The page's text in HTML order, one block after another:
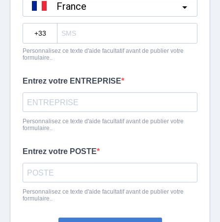
France
Personnalisez ce texte d'aide facultatif avant de publier votre
formulaire..
Entrez votre ENTREPRISE
Personnalisez ce texte d'aide facultatif avant de publier votre
formulaire..
Entrez votre POSTE
Personnalisez ce texte d'aide facultatif avant de publier votre
formulaire..